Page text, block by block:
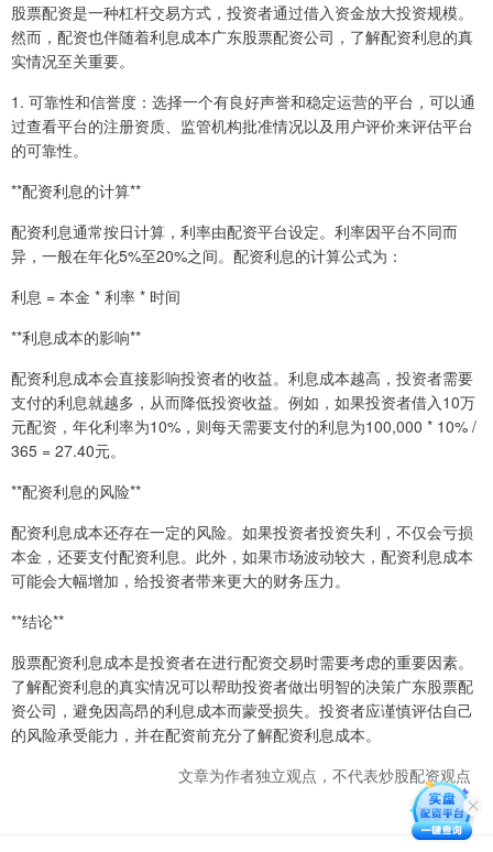
股票配资是一种杠杆交易方式，投资者通过借入资金放大投资规模。
然而，配资也伴随着利息成本广东股票配资公司，了解配资利息的真
实情况至关重要。
1. 可靠性和信誉度：选择一个有良好声誉和稳定运营的平台，可以通
过查看平台的注册资质、监管机构批准情况以及用户评价来评估平台
的可靠性。
**配资利息的计算**
配资利息通常按日计算，利率由配资平台设定。利率因平台不同而
异，一般在年化5%至20%之间。配资利息的计算公式为：
利息 = 本金 * 利率 * 时间
**利息成本的影响**
配资利息成本会直接影响投资者的收益。利息成本越高，投资者需要
支付的利息就越多，从而降低投资收益。例如，如果投资者借入10万
元配资，年化利率为10%，则每天需要支付的利息为100,000 * 10% /
365 = 27.40元。
**配资利息的风险**
配资利息成本还存在一定的风险。如果投资者投资失利，不仅会亏损
本金，还要支付配资利息。此外，如果市场波动较大，配资利息成本
可能会大幅增加，给投资者带来更大的财务压力。
**结论**
股票配资利息成本是投资者在进行配资交易时需要考虑的重要因素。
了解配资利息的真实情况可以帮助投资者做出明智的决策广东股票配
资公司，避免因高昂的利息成本而蒙受损失。投资者应谨慎评估自己
的风险承受能力，并在配资前充分了解配资利息成本。
文章为作者独立观点，不代表炒股配资观点